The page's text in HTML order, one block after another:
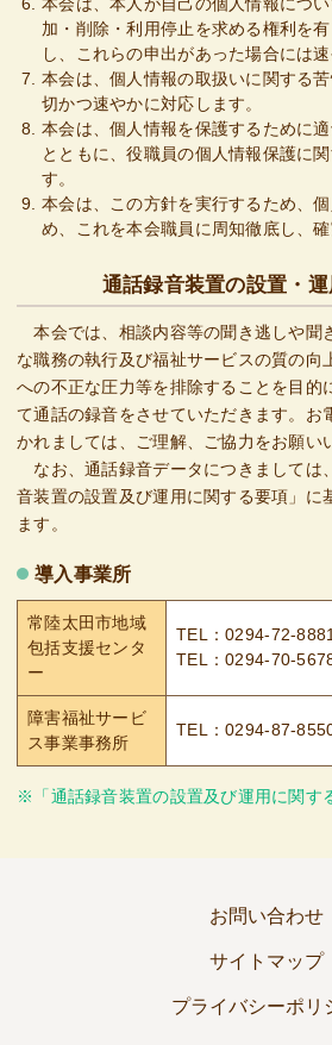
加・削除・利用停止を求める権利を
し、これらの申出があった場合には速
本会は、個人情報の取扱いに関する
切かつ速やかに対応します。
本会は、個人情報を保護するために
とともに、役職員の個人情報保護に
す。
本会は、この方針を実行するため、
め、これを本会職員に周知徹底し、確
通話録音装置の設置・
本会では、相談内容等の聞き逃しや聞
な職務の執行及び福祉サービスの質の向
への不正な圧力等を排除することを目的
て通話の録音をさせていただきます。お
かれましては、ご理解、ご協力をお願い
なお、通話録音データにつきましては
音装置の設置及び運用に関する要項」に
ます。
導入事業所
常陸太田市地域
包括支援センタ
ー
TEL：0294-72-8881
TEL：0294-70-
障害福祉サービ
ス事業事務所
TEL：0294-87-
※「通話録音装置の設置及び運用に関す
お問い合わせ
サイトマップ
プライバシーポリ